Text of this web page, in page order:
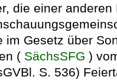
die einer
im Gesetz über
( SächsSFG )
S. 536)